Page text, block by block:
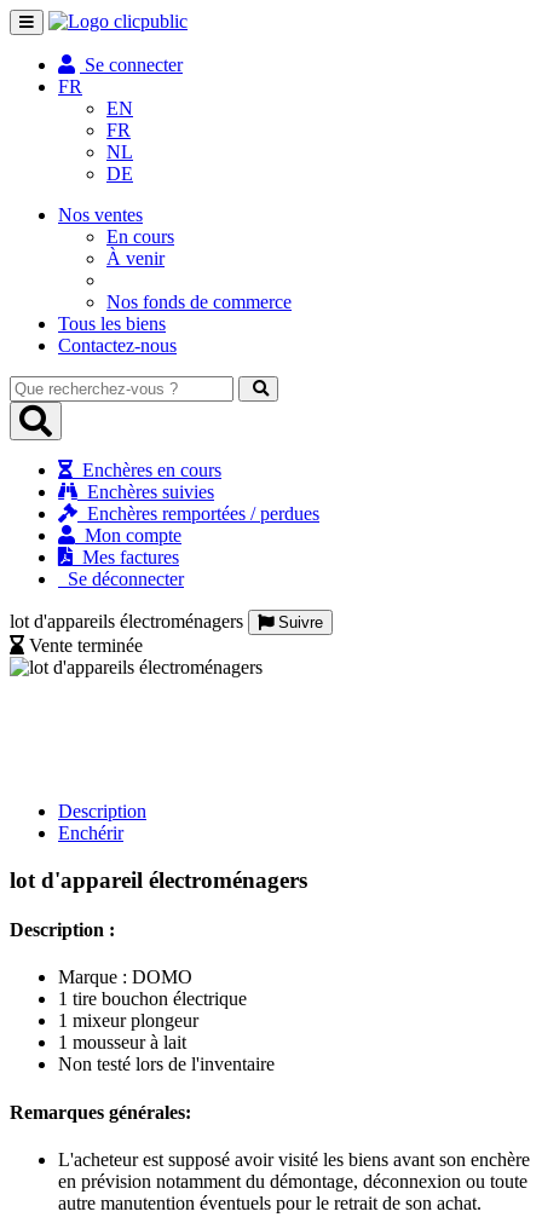
Toggle
navigation
Se connecter
FR
EN
FR
NL
DE
Nos ventes
En cours
À venir
Nos fonds de commerce
Tous les biens
Contactez-nous
Que
recherchez-
vous
Enchères en cours
Enchères suivies
Enchères remportées / perdues
Mon compte
Mes factures
Se déconnecter
lot d'appareils électroménagers Suivre
Vente terminée
Description
Enchérir
lot d'appareil électroménagers
Description :
Marque : DOMO
1 tire bouchon électrique
1 mixeur plongeur
1 mousseur à lait
Non testé lors de l'inventaire
Remarques générales:
L'acheteur est supposé avoir visité les biens avant son enchère
en prévision notamment du démontage, déconnexion ou toute
autre manutention éventuels pour le retrait de son achat.